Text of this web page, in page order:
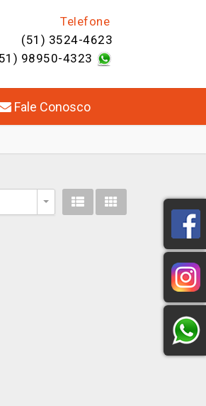
Telefone
(51) 3524-4623
98950-4323
Fale Conosco
Toggle Dropdown